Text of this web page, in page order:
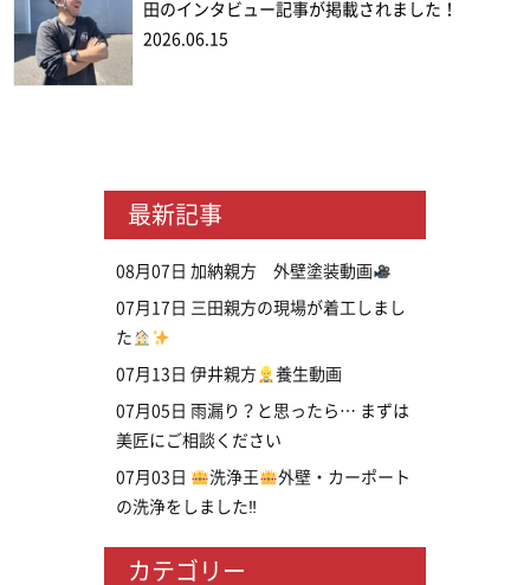
田のインタビュー記事が掲載されました！
2026.06.15
最新記事
08月07日 加納親方 外壁塗装動画
07月17日 三田親方の現場が着工しまし
た
07月13日 伊井親方 養生動画
07月05日 雨漏り？と思ったら… まずは
美匠にご相談ください
07月03日 洗浄王
外壁・カーポート
の洗浄をしました‼
カテゴリー